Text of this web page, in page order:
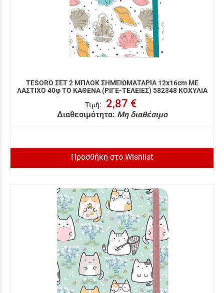
TESORO ΣΕΤ 2 ΜΠΛΟΚ ΣΗΜΕΙΩΜΑΤΑΡΙΑ 12x16cm ΜΕ
ΛΑΣΤΙΧΟ 40φ ΤΟ ΚΑΘΕΝΑ (ΡΙΓΕ-ΤΕΛΕΙΕΣ) 582348 ΚΟΧΥΛΙΑ
Τιμή: 2,87 €
Διαθεσιμότητα: Μη διαθέσιμο
Προσθήκη στο Wishlist